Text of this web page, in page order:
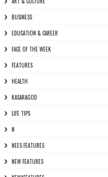
BUSINESS
EDUCATION & CAREER
FACE OF THE WEEK
FEATURES
HEALTH
KASARAGOD
LIFE TIPS
N
NEES FEATURES
NEW FEATURES